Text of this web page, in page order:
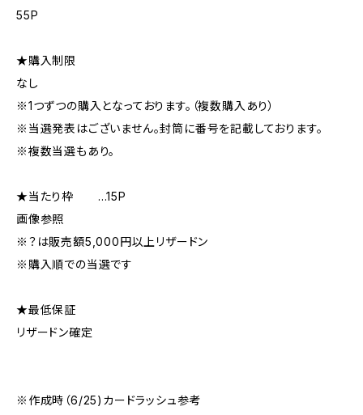
55P
★購入制限
なし
※1つずつの購入となっております。（複数購入あり）
※当選発表はございません。封筒に番号を記載しております。
※複数当選もあり。
★当たり枠 …15P
画像参照
※？は販売額5,000円以上リザードン
※購入順での当選です
★最低保証
リザードン確定
※作成時（6/25)カードラッシュ参考